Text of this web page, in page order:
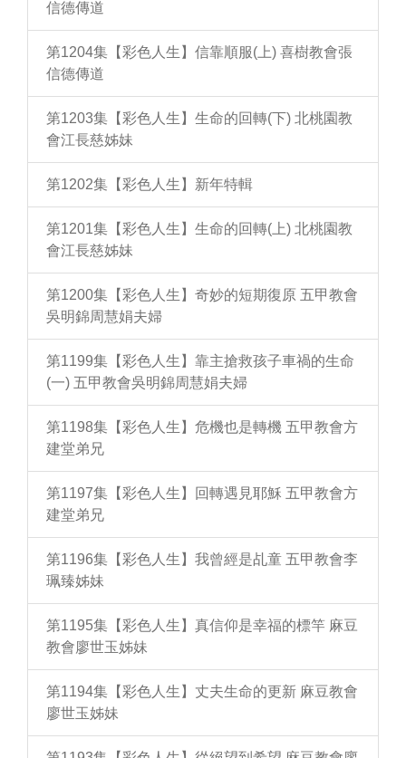
信德傳道
第1204集【彩色人生】信靠順服(上) 喜樹教會張
信德傳道
第1203集【彩色人生】生命的回轉(下) 北桃園教
會江長慈姊妹
第1202集【彩色人生】新年特輯
第1201集【彩色人生】生命的回轉(上) 北桃園教
會江長慈姊妹
第1200集【彩色人生】奇妙的短期復原 五甲教會
吳明錦周慧娟夫婦
第1199集【彩色人生】靠主搶救孩子車禍的生命
(一) 五甲教會吳明錦周慧娟夫婦
第1198集【彩色人生】危機也是轉機 五甲教會方
建堂弟兄
第1197集【彩色人生】回轉遇見耶穌 五甲教會方
建堂弟兄
第1196集【彩色人生】我曾經是乩童 五甲教會李
珮臻姊妹
第1195集【彩色人生】真信仰是幸福的標竿 麻豆
教會廖世玉姊妹
第1194集【彩色人生】丈夫生命的更新 麻豆教會
廖世玉姊妹